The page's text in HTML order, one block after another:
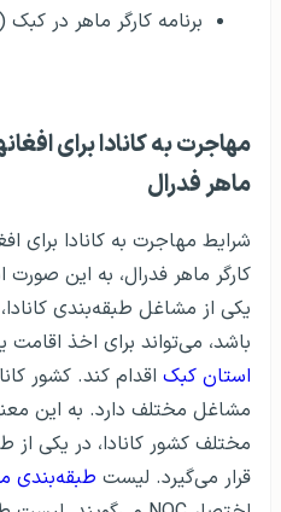
برنامه‌ کارگر ماهر در کبک (QSWP)
مهاجرت به کانادا برای
ماهر فدرال
شرایط مهاجرت به کانادا برای
کارگر ماهر فدرال، به این
یکی از مشاغل طبقه‌بندی
باشد، می‌تواند برای اخذ اقامت
استان کبک اقدام کند. کشور
مشاغل مختلف دارد. به این
مختلف کشور کانادا، در یکی
قرار می‌گیرد. لیست طبقه‌بندی